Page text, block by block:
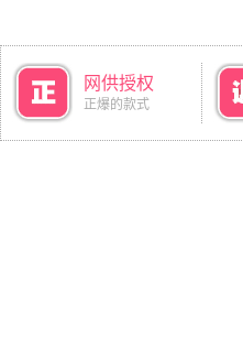
网供授权
正爆的款式